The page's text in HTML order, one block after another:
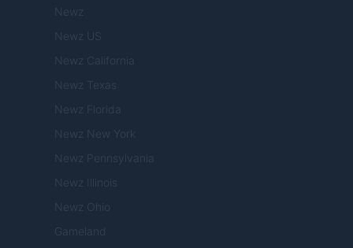
Newz
Newz US
Newz California
Newz Texas
Newz Florida
Newz New York
Newz Pennsylvania
Newz Illinois
Newz Ohio
Gameland